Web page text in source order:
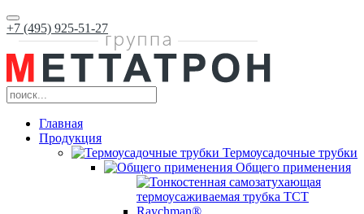
+7 (495) 925-51-27
Главная
Продукция
Термоусадочные трубки
Общего применения